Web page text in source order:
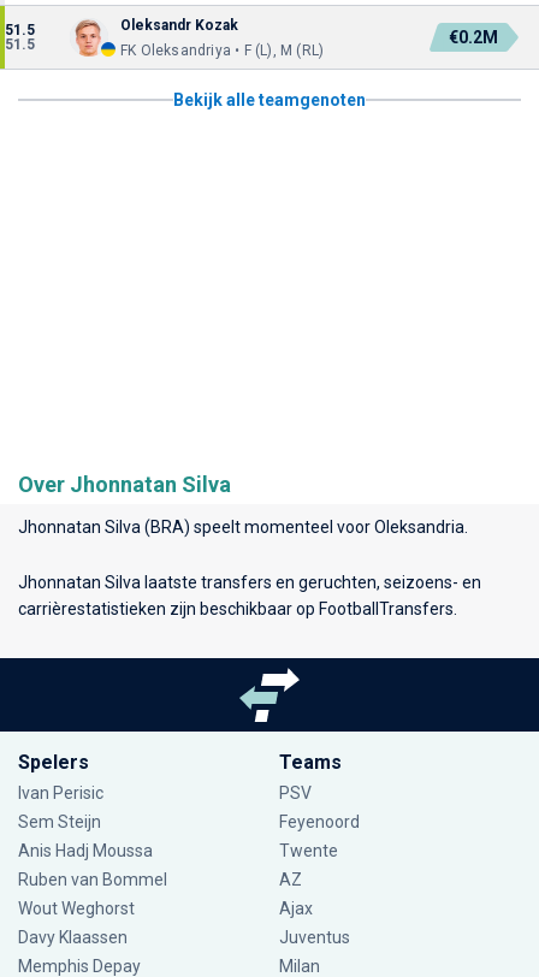
51.5
51.5
Oleksandr Kozak
FK Oleksandriya • F (L), M (RL)
€0.2M
Bekijk alle teamgenoten
Over Jhonnatan Silva
Jhonnatan Silva (BRA) speelt momenteel voorOleksandria
Jhonnatan Silva laatste transfers en geruchten, seizoens- en
carrièrestatistieken zijn beschikbaar op FootballTransfers.
Spelers
Ivan Perisic
Sem Steijn
Anis Hadj Moussa
Ruben van Bommel
Wout Weghorst
Davy Klaassen
Memphis Depay
Teams
PSV
Feyenoord
Twente
AZ
Ajax
Juventus
Milan